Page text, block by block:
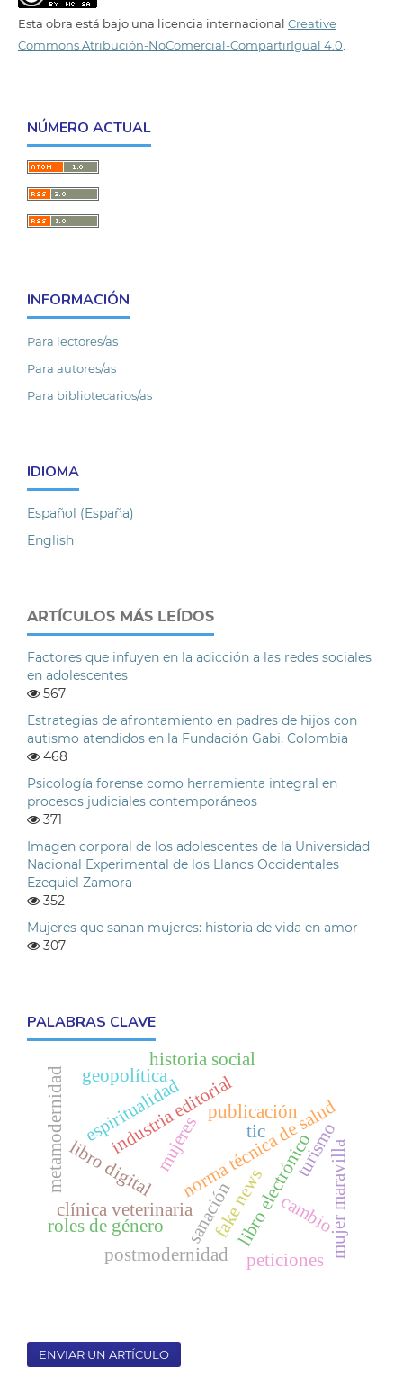
Esta obra está bajo una licencia internacional Creative
Commons Atribución-NoComercial-CompartirIgual 4.0
NÚMERO ACTUAL
INFORMACIÓN
Para lectores/as
Para autores/as
Para bibliotecarios/as
IDIOMA
Español (España)
English
ARTÍCULOS MÁS LEÍDOS
Factores que infuyen en la adicción a las redes sociales
en adolescentes
567
Estrategias de afrontamiento en padres de hijos con
autismo atendidos en la Fundación Gabi, Colombia
468
Psicología forense como herramienta integral en
procesos judiciales contemporáneos
371
Imagen corporal de los adolescentes de la Universidad
Nacional Experimental de los Llanos Occidentales
Ezequiel Zamora
352
Mujeres que sanan mujeres: historia de vida en amor
307
PALABRAS CLAVE
norma técnica de salud
clínica veterinaria libro electrónico
libro digital
publicación
industria editorial tic
sanación
espiritualidad
mujeres turismo
roles de género mujer maravilla
metamodernidad
postmodernidad
cambio
geopolítica
historia social
peticiones
fake news
ENVIAR UN ARTÍCULO